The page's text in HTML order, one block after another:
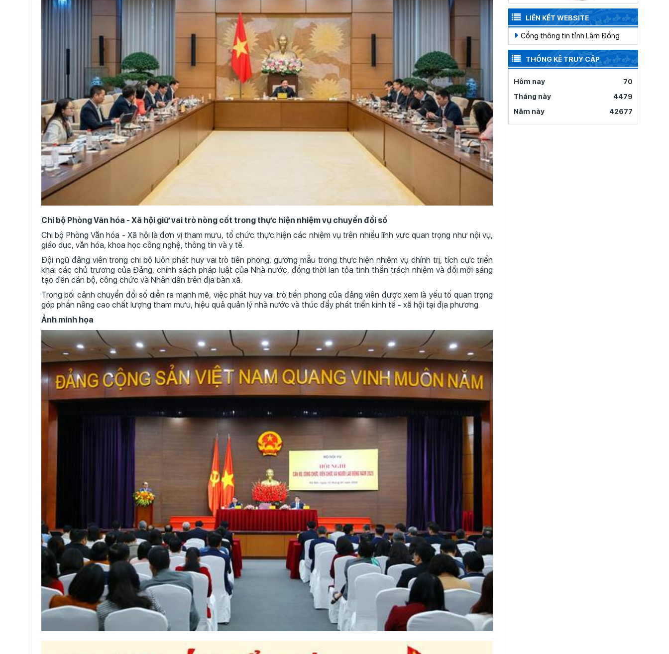
Chi bộ Phòng Văn hóa - Xã hội giữ vai trò nòng cốt trong thực hiện nhiệm vụ chuyển đổi số
Chi bộ Phòng Văn hóa - Xã hội là đơn vị tham mưu, tổ chức thực hiện các nhiệm vụ trên nhiều lĩnh vực quan trọng như nội vụ,
giáo dục, văn hóa, khoa học công nghệ, thông tin và y tế.
Đội ngũ đảng viên trong chi bộ luôn phát huy vai trò tiên phong, gương mẫu trong thực hiện nhiệm vụ chính trị, tích cực triển
khai các chủ trương của Đảng, chính sách pháp luật của Nhà nước, đồng thời lan tỏa tinh thần trách nhiệm và đổi mới sáng
tạo đến cán bộ, công chức và Nhân dân trên địa bàn xã.
Trong bối cảnh chuyển đổi số diễn ra mạnh mẽ, việc phát huy vai trò tiền phong của đảng viên được xem là yếu tố quan trọng
góp phần nâng cao chất lượng tham mưu, hiệu quả quản lý nhà nước và thúc đẩy phát triển kinh tế - xã hội tại địa phương.
Ảnh minh họa
LIÊN KẾT WEBSITE
Cổng thông tin tỉnh Lâm Đồng
THỐNG KÊ TRUY CẬP
Hôm nay
70
Tháng này
4479
Năm này
42677